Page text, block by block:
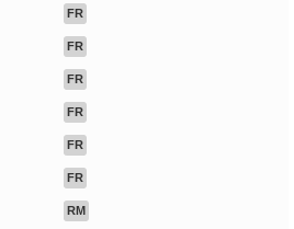
FR
FR
FR
FR
FR
FR
RM